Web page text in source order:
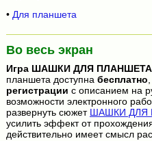
• Для планшета
Во весь экран
Игра ШАШКИ ДЛЯ ПЛАНШЕТА
планшета доступна бесплатно
регистрации с описанием на
возможности электронного
развернуть сюжет ШАШКИ ДЛЯ
усилить эффект от
действительно имеет смысл